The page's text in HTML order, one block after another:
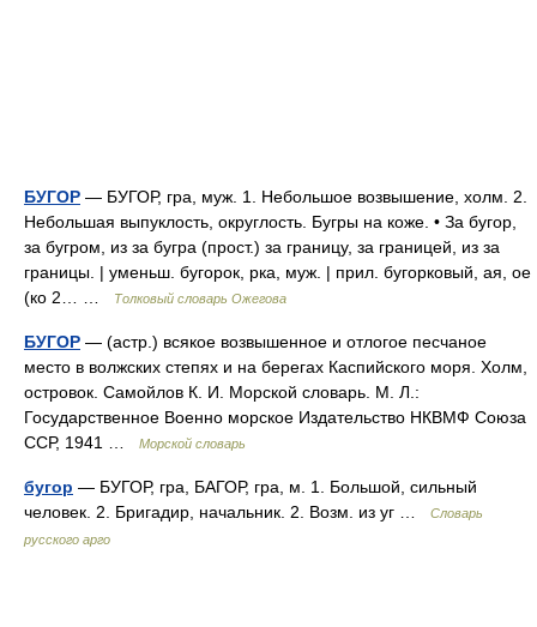
БУГОР — БУГОР, гра, муж. 1. Небольшое возвышение, холм. 2.
Небольшая выпуклость, округлость. Бугры на коже. • За бугор,
за бугром, из за бугра (прост.) за границу, за границей, из за
границы. | уменьш. бугорок, рка, муж. | прил. бугорковый, ая, ое
(ко 2… …
Толковый словарь Ожегова
БУГОР — (астр.) всякое возвышенное и отлогое песчаное
место в волжских степях и на берегах Каспийского моря. Холм,
островок. Самойлов К. И. Морской словарь. М. Л.:
Государственное Военно морское Издательство НКВМФ Союза
ССР, 1941 …
Морской словарь
бугор — БУГОР, гра, БАГОР, гра, м. 1. Большой, сильный
человек. 2. Бригадир, начальник. 2. Возм. из уг …
Словарь
русского арго